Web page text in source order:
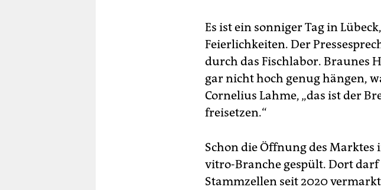
Es ist ein sonniger Tag in
Feierlichkeiten. Der
durch das Fischlabor. Braunes
gar nicht hoch genug hängen,
Cornelius Lahme, „das ist der
freisetzen.“
Schon die Öffnung des
vitro-Branche gespült. Dort
Stammzellen seit 2020